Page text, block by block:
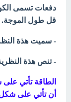
دفعات تسمى
قل طول الموجة.
- سميت هذة
- تنص هذة
الطاقة تأتي
أن تأتي على